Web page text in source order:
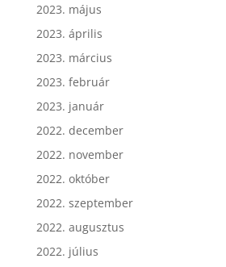
2023. május
2023. április
2023. március
2023. február
2023. január
2022. december
2022. november
2022. október
2022. szeptember
2022. augusztus
2022. július